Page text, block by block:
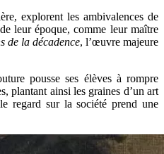
explorent les ambivalences de
leur époque, comme leur maître
de la décadence, l’œuvre majeure
pousse ses élèves à rompre
plantant ainsi les graines d’un art
regard sur la société prend une